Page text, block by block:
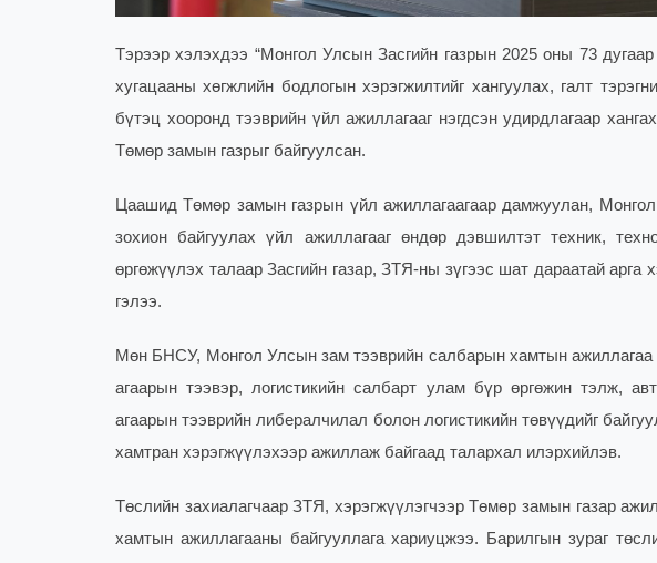
Тэрээр хэлэхдээ “Монгол Улсын Засгийн газрын 2025 оны 73
хугацааны хөгжлийн бодлогын хэрэгжилтийг хангуулах, галт
бүтэц хооронд тээврийн үйл ажиллагааг нэгдсэн удирдлагаар
Төмөр замын газрыг байгуулсан.
Цаашид Төмөр замын газрын үйл ажиллагаагаар дамжуулан, Монгол
зохион байгуулах үйл ажиллагааг өндөр дэвшилтэт техник,
өргөжүүлэх талаар Засгийн газар, ЗТЯ-ны зүгээс шат дараатай арга
гэлээ.
Мөн БНСУ, Монгол Улсын зам тээврийн салбарын хамтын ажиллагаа
агаарын тээвэр, логистикийн салбарт улам бүр өргөжин тэлж,
агаарын тээврийн либералчилал болон логистикийн төвүүдийг
хамтран хэрэгжүүлэхээр ажиллаж байгаад талархал илэрхийлэв.
Төслийн захиалагчаар ЗТЯ, хэрэгжүүлэгчээр Төмөр замын газар
хамтын ажиллагааны байгууллага хариуцжээ. Барилгын зураг